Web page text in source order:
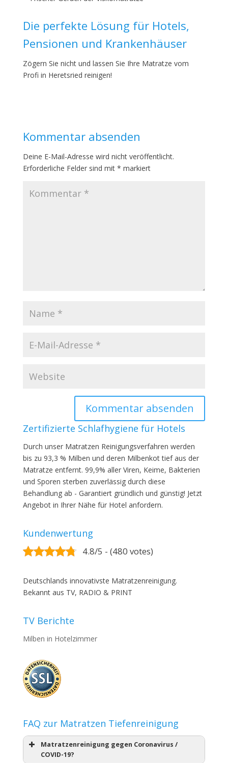
Die perfekte Lösung für Hotels,
Pensionen und Krankenhäuser
Zögern Sie nicht und lassen Sie Ihre Matratze vom
Profi in Heretsried reinigen!
Kommentar absenden
Deine E-Mail-Adresse wird nicht veröffentlicht.
Erforderliche Felder sind mit * markiert
Zertifizierte Schlafhygiene für Hotels
Durch unser Matratzen Reinigungsverfahren werden
bis zu 93,3 % Milben und deren Milbenkot tief aus der
Matratze entfernt. 99,9% aller Viren, Keime, Bakterien
und Sporen sterben zuverlässig durch diese
Behandlung ab - Garantiert gründlich und günstig! Jetzt
Angebot in Ihrer Nähe für Hotel anfordern.
Kundenwertung
4.8/5 - (480 votes)
Deutschlands innovativste Matratzenreinigung.
Bekannt aus TV, RADIO & PRINT
TV Berichte
Milben in Hotelzimmer
FAQ zur Matratzen Tiefenreinigung
Matratzenreinigung gegen Coronavirus /
COVID-19?